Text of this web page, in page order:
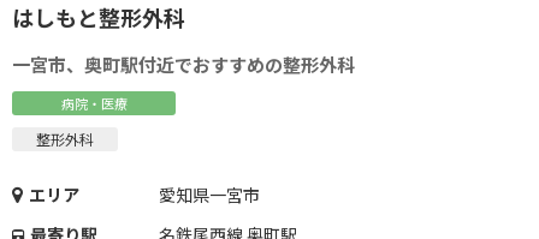
はしもと整形外科
一宮市、奥町駅付近でおすすめの整形外科
病院・医療
整形外科
エリア
愛知県一宮市
最寄り駅
名鉄尾西線 奥町駅